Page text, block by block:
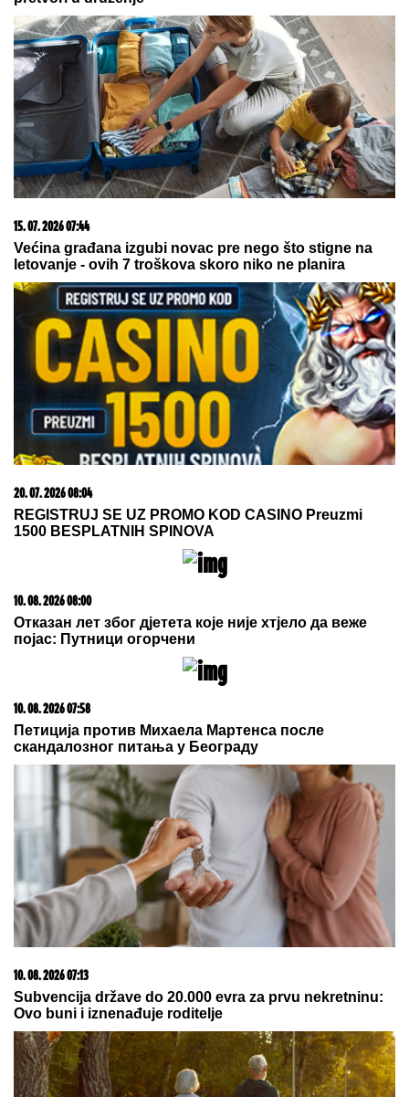
Jovana Jeremić se oprostila od gledalaca Pinka:
"Nemojte da me izdate, ne volim izdajnike, ni ja vas
nisam izdala nikada"
Sprema se veličanstvena
koreografija: Zvezda ima poruku za
sve "delije"
U DOMU NADICE ZELJKOVIĆ
Progovorila o Luni i Slobi, oplela po
Asminu, Maji i Kaći Živković, a onda
otkrila sve O ULASKU U ELITU 10
SA KIJOM: "Dečko joj je sportista"
(VIDEO)
PRONAĐEN NESTALI MLADIĆ IZ BORČE
INSTRUKCIJE HAPOELU ZA
ZVEZDU:„Biće dramatično u
Beogradu“
(FOTO) TAKI MARINKOVIĆ GRLI
ORBANA U GUČI
Bivši premijer
Mađarske u kafani sa rijaliti
učesnikom, sa njima i majstor trube
by Aklamator